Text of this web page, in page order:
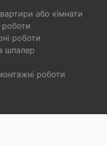
або кімнати
роботи
роботи
шпалер
роботи